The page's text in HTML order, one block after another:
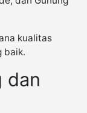
kualitas
baik.
dan